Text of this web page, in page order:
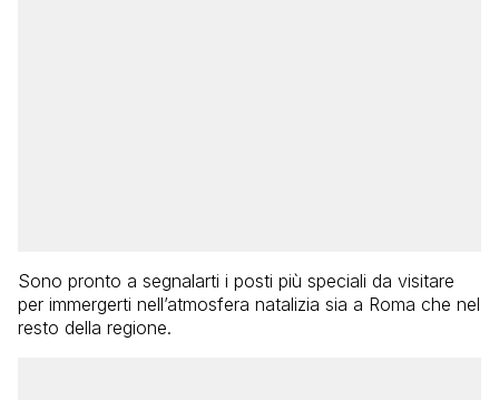
Sono pronto a segnalarti i posti più speciali da visitare
per immergerti nell’atmosfera natalizia sia a Roma che nel
resto della regione.